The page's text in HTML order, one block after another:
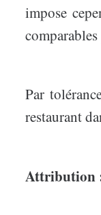
impose
Par
restaurant
Attribution